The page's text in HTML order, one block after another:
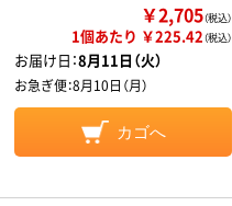
￥2,705（税込）
1個あたり ￥225.42（税込）
お届け日：8月11日（火）
お急ぎ便：8月10日（月）
カゴへ